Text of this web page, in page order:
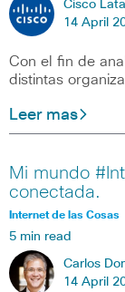
Cisco
14 April
Con el fin de
distintas
Leer mas
Mi mundo
conectada.
Internet de las Cosas
5 min read
Carlos
14 April